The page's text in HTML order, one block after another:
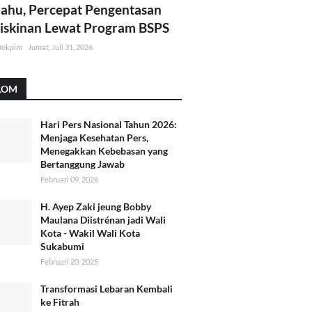
Percepat Pengentasan
Lewat Program BSPS
Jumat, Juli 31, 2026
Hari Pers Nasional Tahun 2026:
Menjaga Kesehatan Pers,
Menegakkan Kebebasan yang
Bertanggung Jawab
Februari 09, 2026
H. Ayep Zaki jeung Bobby
Maulana Diistrénan jadi Wali
Kota - Wakil Wali Kota
Sukabumi
Februari 20, 2025
Transformasi Lebaran Kembali
ke Fitrah